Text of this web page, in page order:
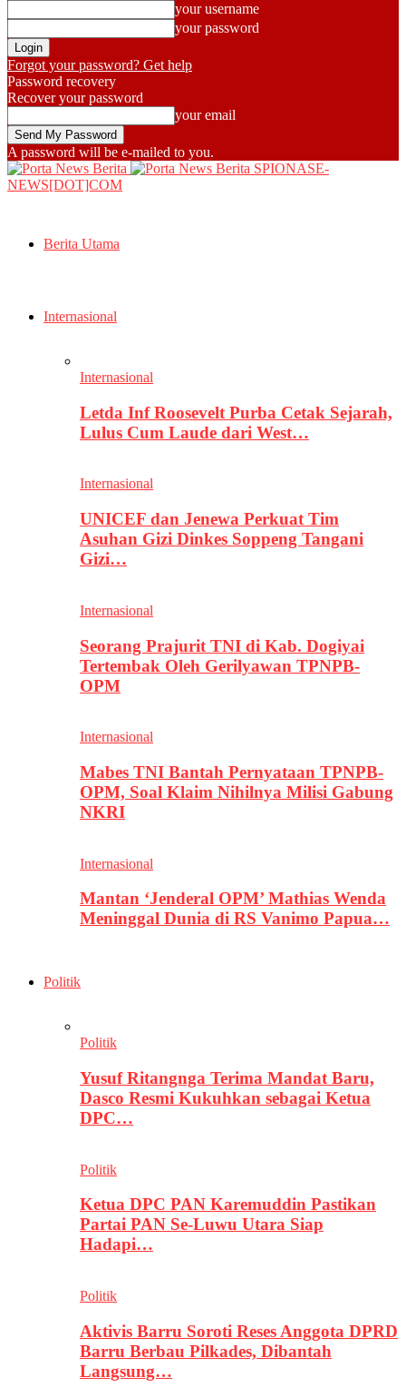
your username
your password
Forgot your password? Get help
Password recovery
Recover your password
your email
A password will be e-mailed to you.
SPIONASE-
NEWS[DOT]COM
Berita Utama
Internasional
Internasional
Letda Inf Roosevelt Purba Cetak Sejarah,
Lulus Cum Laude dari West…
Internasional
UNICEF dan Jenewa Perkuat Tim
Asuhan Gizi Dinkes Soppeng Tangani
Gizi…
Internasional
Seorang Prajurit TNI di Kab. Dogiyai
Tertembak Oleh Gerilyawan TPNPB-
OPM
Internasional
Mabes TNI Bantah Pernyataan TPNPB-
OPM, Soal Klaim Nihilnya Milisi Gabung
NKRI
Internasional
Mantan ‘Jenderal OPM’ Mathias Wenda
Meninggal Dunia di RS Vanimo Papua…
Politik
Politik
Yusuf Ritangnga Terima Mandat Baru,
Dasco Resmi Kukuhkan sebagai Ketua
DPC…
Politik
Ketua DPC PAN Karemuddin Pastikan
Partai PAN Se-Luwu Utara Siap
Hadapi…
Politik
Aktivis Barru Soroti Reses Anggota DPRD
Barru Berbau Pilkades, Dibantah
Langsung…